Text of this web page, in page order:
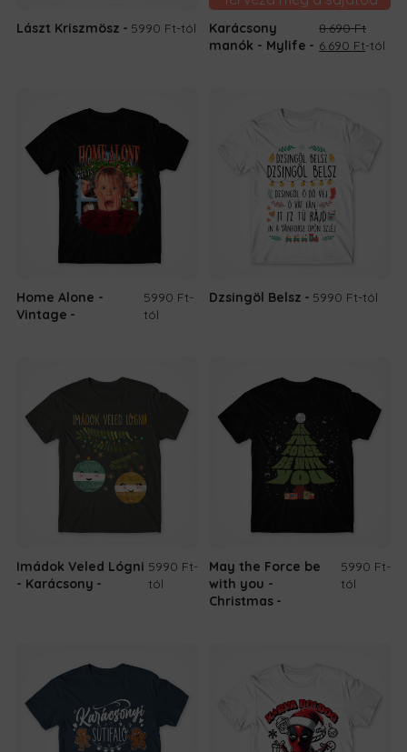
Lászt Kriszmösz 5990 Ft-tól
Karácsony
manók - Mylife
8.690Ft
Original
6.690 Ft-tól
Home Alone -
Vintage
5990 Ft-
tól
Dzsingöl Belsz 5990 Ft-tól
Imádok Veled Lógni
- Karácsony
5990 Ft-
tól
May the Force be
with you -
Christmas
5990 Ft-
tól